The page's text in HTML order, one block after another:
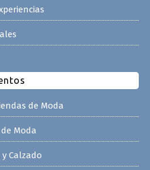
de Moda
Moda
Calzado